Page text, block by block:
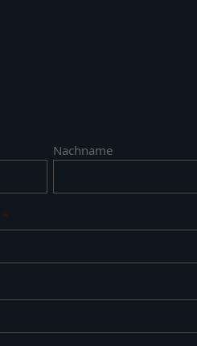
Nachname
*